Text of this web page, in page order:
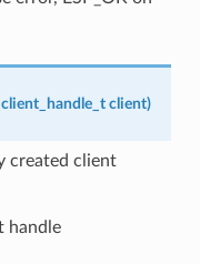
client)
created client
handle